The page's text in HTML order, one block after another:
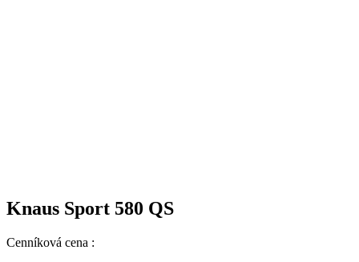
Knaus Sport 580 QS
Cenníková cena :